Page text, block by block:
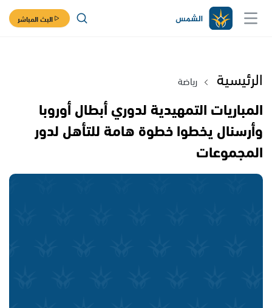
البث المباشر
الرئيسية رياضة
المباريات التمهيدية لدوري أبطال أوروبا
وأرسنال يخطوا خطوة هامة للتأهل لدور
المجموعات